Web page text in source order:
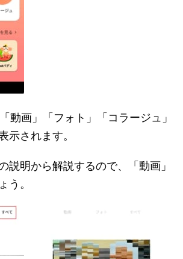
動画」「フォト」「コラージュ」
示されます。
説明から解説するので、「動画」
う。